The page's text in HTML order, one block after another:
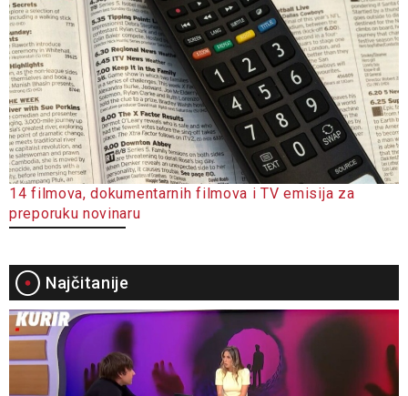
14 filmova, dokumentarnih filmova i TV emisija za
preporuku novinaru
Najčitanije